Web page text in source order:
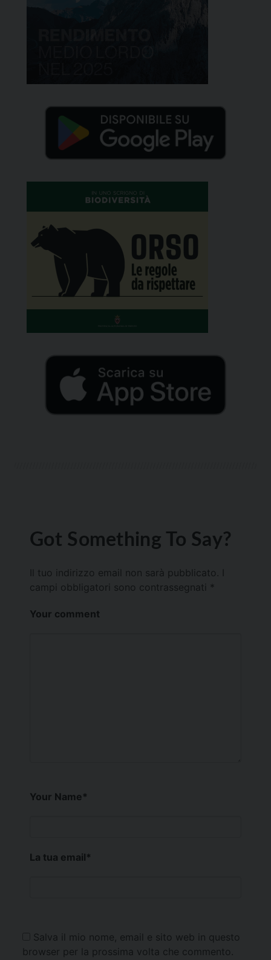
Got Something To Say?
Il tuo indirizzo email non sarà pubblicato.
campi obbligatori sono contrassegnati *
Your comment
Your Name*
La tua email*
Salva il mio nome, email e sito web in questo
browser per la prossima volta che commento.